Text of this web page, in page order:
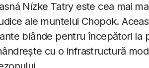
Nízke Tatry este cea mai
ale muntelui Chopok.
blânde pentru începători la
cu o infrastructură